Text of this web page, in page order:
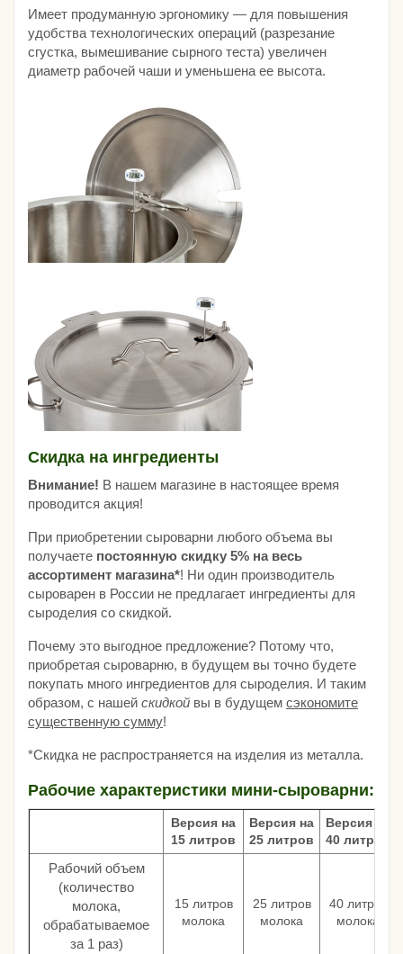
Имеет продуманную эргономику — для повышения
удобства технологических операций (разрезание
сгустка, вымешивание сырного теста) увеличен
диаметр рабочей чаши и уменьшена ее высота.
Скидка на ингредиенты
Внимание! В нашем магазине в настоящее время
проводится акция!
При приобретении сыроварни любого объема вы
получаете постоянную скидку 5% на весь
ассортимент магазина*! Ни один производитель
сыроварен в России не предлагает ингредиенты для
сыроделия со скидкой.
Почему это выгодное предложение? Потому что,
приобретая сыроварню, в будущем вы точно будете
покупать много ингредиентов для сыроделия. И таким
образом, с нашей скидкой вы в будущем сэкономите
существенную сумму!
*Скидка не распространяется на изделия из металла.
Рабочие характеристики мини-сыроварни:
Версия на
15 литров
Версия на
25 литров
Версия на
40 литров
Рабочий объем
(количество
молока,
обрабатываемое
за 1 раз)
15 литров
молока
25 литров
молока
40 литров
молока